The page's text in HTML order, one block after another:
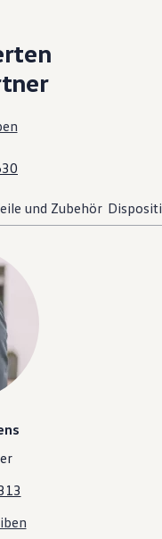
und Zubehör